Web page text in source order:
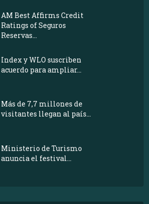
AM Best Affirms Credit
Ratings of Seguros
Reservas...
Index y WLO suscriben
acuerdo para ampliar...
Más de 7,7 millones de
visitantes llegan al país...
Ministerio de Turismo
anuncia el festival...